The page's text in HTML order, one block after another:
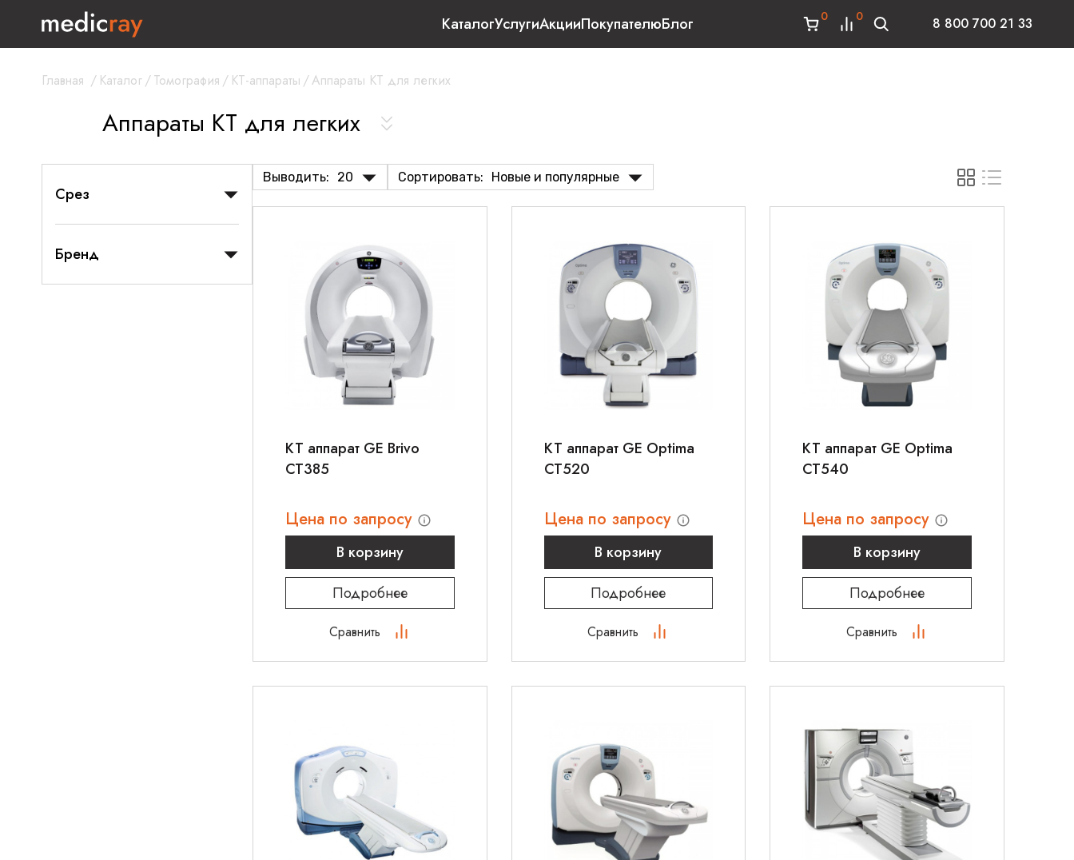
КаталогУслугиАкцииПокупателюБлог 0 0 8 800 700 21 33
Главная / Каталог/Томография / КТ-аппараты /Аппараты КТ для легких
Аппараты КТ для легких
Срез
Бренд
Выводить: 20 Сортировать: Новые и популярные
КТ аппарат GE Brivo
CT385
Цена по запросу
В корзину
Подробнее
Сравнить
КТ аппарат GE Optima
CT520
Цена по запросу
В корзину
Подробнее
Сравнить
КТ аппарат GE Optima
CT540
Цена по запросу
В корзину
Подробнее
Сравнить